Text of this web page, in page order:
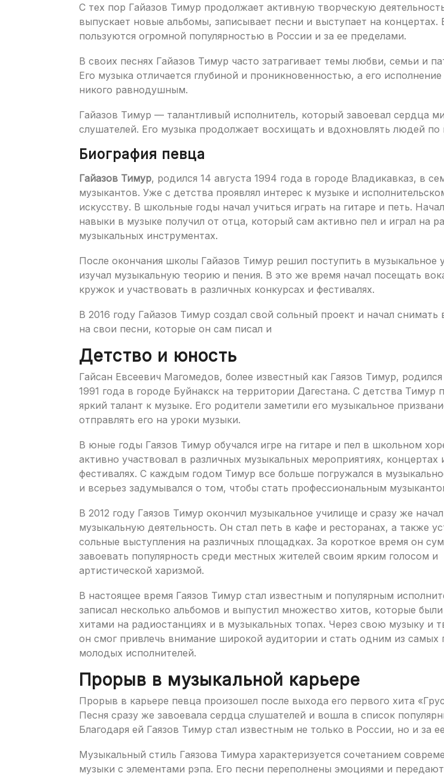
С тех пор Гайазов Тимур продолжает активную творческую
выпускает новые альбомы, записывает песни и выступает на концертах.
пользуются огромной популярностью в России и за ее пределами.
В своих песнях Гайазов Тимур часто затрагивает темы любви, семьи и
Его музыка отличается глубиной и проникновенностью, а его исполнение
никого равнодушным.
Гайазов Тимур — талантливый исполнитель, который завоевал сердца
слушателей. Его музыка продолжает восхищать и вдохновлять людей по
Биография певца
Гайазов Тимур, родился 14 августа 1994 года в городе Владикавказ, в
музыкантов. Уже с детства проявлял интерес к музыке и
искусству. В школьные годы начал учиться играть на гитаре и петь.
навыки в музыке получил от отца, который сам активно пел и играл на
музыкальных инструментах.
После окончания школы Гайазов Тимур решил поступить в музыкальное
изучал музыкальную теорию и пения. В это же время начал посещать
кружок и участвовать в различных конкурсах и фестивалях.
В 2016 году Гайазов Тимур создал свой сольный проект и начал снимать
на свои песни, которые он сам писал и
Детство и юность
Гайсан Евсеевич Магомедов, более известный как Гаязов Тимур,
1991 года в городе Буйнакск на территории Дагестана. С детства Тимур
яркий талант к музыке. Его родители заметили его музыкальное
отправлять его на уроки музыки.
В юные годы Гаязов Тимур обучался игре на гитаре и пел в школьном
активно участвовал в различных музыкальных мероприятиях, концертах
фестивалях. С каждым годом Тимур все больше погружался в
и всерьез задумывался о том, чтобы стать профессиональным
В 2012 году Гаязов Тимур окончил музыкальное училище и сразу же
музыкальную деятельность. Он стал петь в кафе и ресторанах, а также
сольные выступления на различных площадках. За короткое время он
завоевать популярность среди местных жителей своим ярким голосом и
артистической харизмой.
В настоящее время Гаязов Тимур стал известным и популярным
записал несколько альбомов и выпустил множество хитов, которые
хитами на радиостанциях и в музыкальных топах. Через свою музыку и
он смог привлечь внимание широкой аудитории и стать одним из самых
молодых исполнителей.
Прорыв в музыкальной карьере
Прорыв в карьере певца произошел после выхода его первого хита
Песня сразу же завоевала сердца слушателей и вошла в список
Благодаря ей Гаязов Тимур стал известным не только в России, но и за
Музыкальный стиль Гаязова Тимура характеризуется сочетанием
музыки с элементами рэпа. Его песни переполнены эмоциями и передают